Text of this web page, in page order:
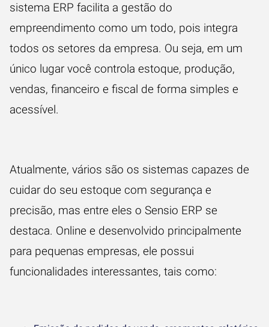
sistema ERP facilita a gestão do
empreendimento como um todo, pois integra
todos os setores da empresa. Ou seja, em um
único lugar você controla estoque, produção,
vendas, financeiro e fiscal de forma simples e
acessível.
Atualmente, vários são os sistemas capazes de
cuidar do seu estoque com segurança e
precisão, mas entre eles o Sensio ERP se
destaca. Online e desenvolvido principalmente
para pequenas empresas, ele possui
funcionalidades interessantes, tais como: